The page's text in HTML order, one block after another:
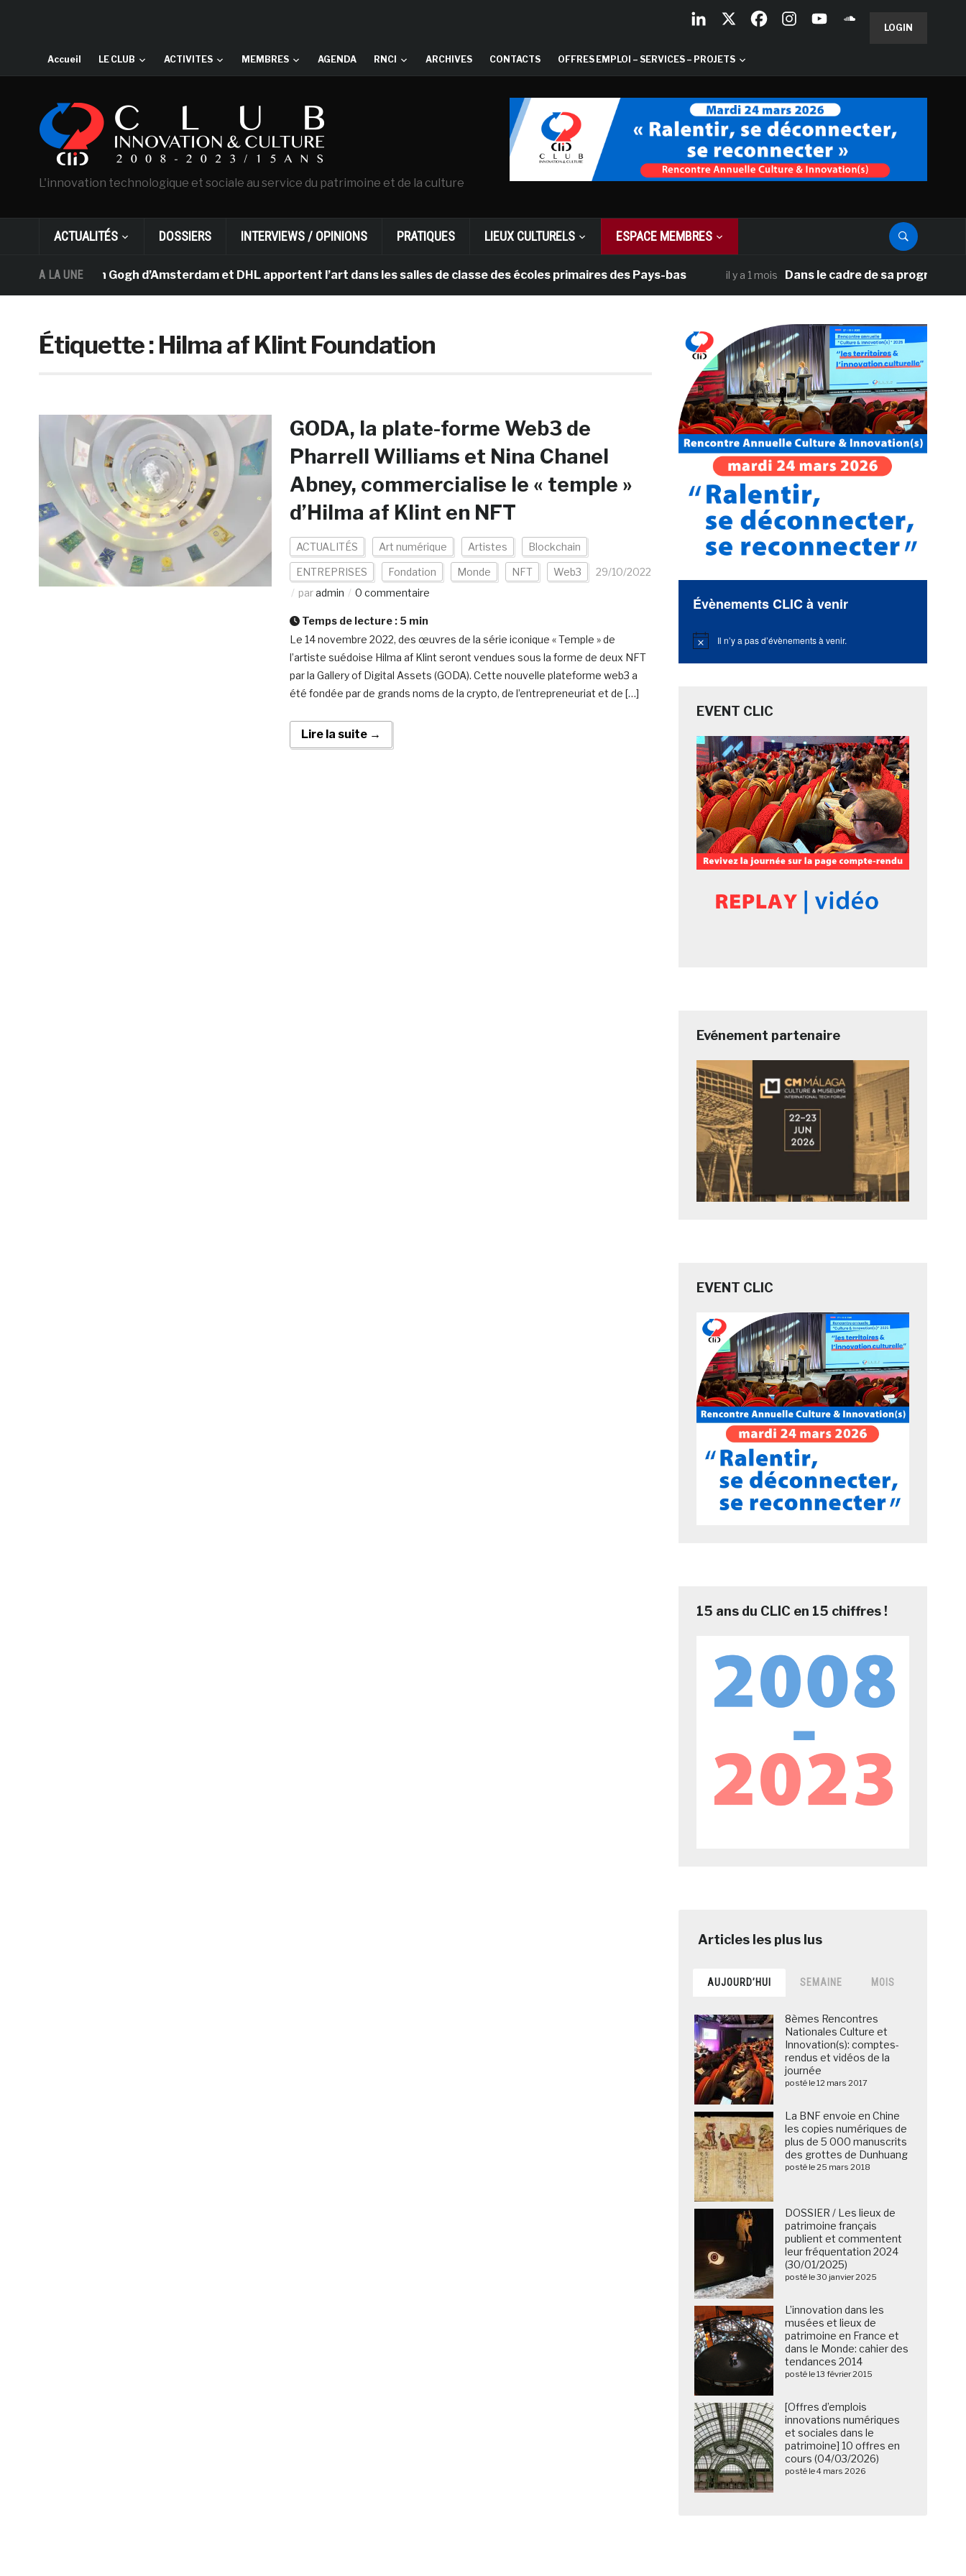
LOGIN
Accueil LE CLUB ACTIVITES MEMBRES AGENDA RNCI ARCHIVES CONTACTS OFFRES EMPLOI – SERVICES – PROJETS
L'innovation technologique et sociale au service du patrimoine et de la culture
ACTUALITÉS DOSSIERS INTERVIEWS / OPINIONS PRATIQUES LIEUX CULTURELS ESPACE MEMBRES
A LA UNE
musée Van Gogh d’Amsterdam et DHL apportent l’art dans les salles de classe des écoles primaires des Pays-bas il y a 1 mois Dans le cadre de sa programmation
Étiquette :Hilma af Klint Foundation
GODA, la plate-forme Web3 de
Pharrell Williams et Nina Chanel
Abney, commercialise le « temple »
d’Hilma af Klint en NFT
ACTUALITÉS Art numérique Artistes Blockchain
ENTREPRISES Fondation Monde NFT Web3
29/10/2022
paradmin 0 commentaire
Temps de lecture : 5 min
Le 14 novembre 2022, des œuvres de la série iconique « Temple » de
l’artiste suédoise Hilma af Klint seront vendues sous la forme de deux NFT
par la Gallery of Digital Assets (GODA). Cette nouvelle plateforme web3 a
été fondée par de grands noms de la crypto, de l’entrepreneuriat et de […]
Lire la suite →
Évènements CLIC à venir
Notice Il n’y a pas d’évènements à venir.
EVENT CLIC
Evénement partenaire
EVENT CLIC
15 ans du CLIC en 15 chiffres !
AUJOURD’HUI SEMAINE MOIS
8èmes Rencontres
Nationales Culture et
Innovation(s): comptes-
rendus et vidéos de la
journée
posté le 12 mars 2017
La BNF envoie en Chine
les copies numériques de
plus de 5 000 manuscrits
des grottes de Dunhuang
posté le 25 mars 2018
DOSSIER / Les lieux de
patrimoine français
publient et commentent
leur fréquentation 2024
(30/01/2025)
posté le 30 janvier 2025
L’innovation dans les
musées et lieux de
patrimoine en France et
dans le Monde: cahier des
tendances 2014
posté le 13 février 2015
[Offres d’emplois
innovations numériques
et sociales dans le
patrimoine] 10 offres en
cours (04/03/2026)
posté le 4 mars 2026